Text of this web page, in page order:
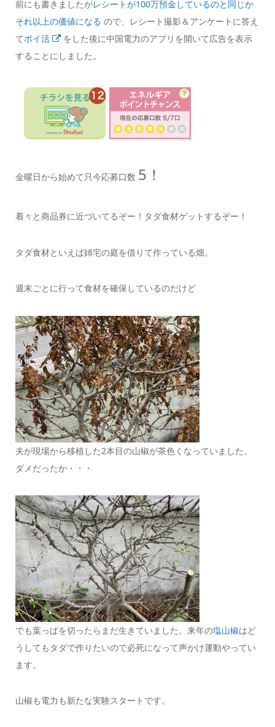
前にも書きましたがレシートが100万預金しているのと同じか
それ以上の価値になる ので、レシート撮影＆アンケートに答え
てポイ活
をした後に中国電力のアプリを開いて広告を表示
することにしました。
金曜日から始めて只今応募口数 5！
着々と商品券に近づいてるぞー！タダ食材ゲットするぞー！
タダ食材といえば姉宅の庭を借りて作っている畑。
週末ごとに行って食材を確保しているのだけど
夫が現場から移植した2本目の山椒が茶色くなっていました。
ダメだったか・・・
でも葉っぱを切ったらまだ生きていました。来年の塩山椒はど
うしてもタダで作りたいので必死になって声かけ運動やってい
ます。
山椒も電力も新たな実験スタートです。